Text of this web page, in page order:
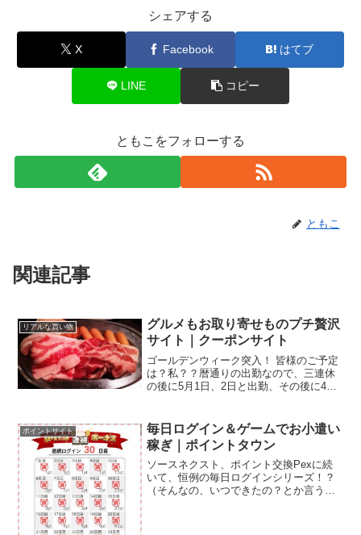
シェアする
X Facebook はてブ
LINE コピー
ともこをフォローする
ともこ
関連記事
リアルな買い物
グルメもお取り寄せものプチ贅沢
サイト｜クーポンサイト
ゴールデンウィーク突入！ 皆様のご予定
は？私？？暦通りの出勤なので、三連休
の後に5月1日、2日と出勤、その後に4連
間に、近場で日帰りの小旅行くらいした
いなー、なんて考...
ポイントサイト
毎日ログイン＆ゲームでお小遣い
稼ぎ｜ポイントタウン
ソースネクスト、ポイント交換Pexに続
いて、恒例の毎日ログインシリーズ！？
（そんなの、いつできたの？とか言うツ